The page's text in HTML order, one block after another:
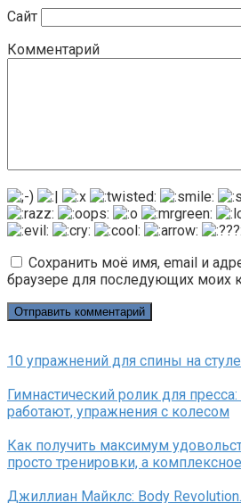
Сайт
Комментарий
Сохранить моё имя, email и
браузере для последующих моих
10 упражнений для спины на
Гимнастический ролик для
работают, упражнения с колесом
Как получить максимум
просто тренировки, а
Джиллиан Майклс: Body